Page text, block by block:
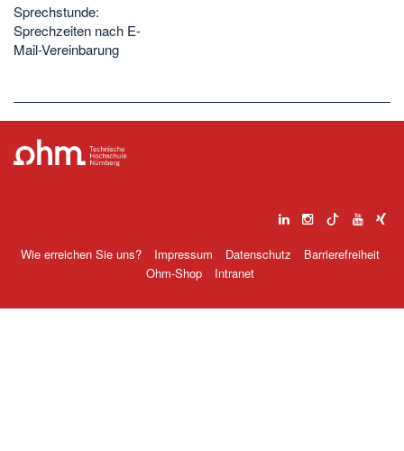
Sprechstunde:
Sprechzeiten nach E-
Mail-Vereinbarung
Wie erreichen Sie uns? Impressum Datenschutz
Barrierefreiheit
Ohm-Shop
Intranet